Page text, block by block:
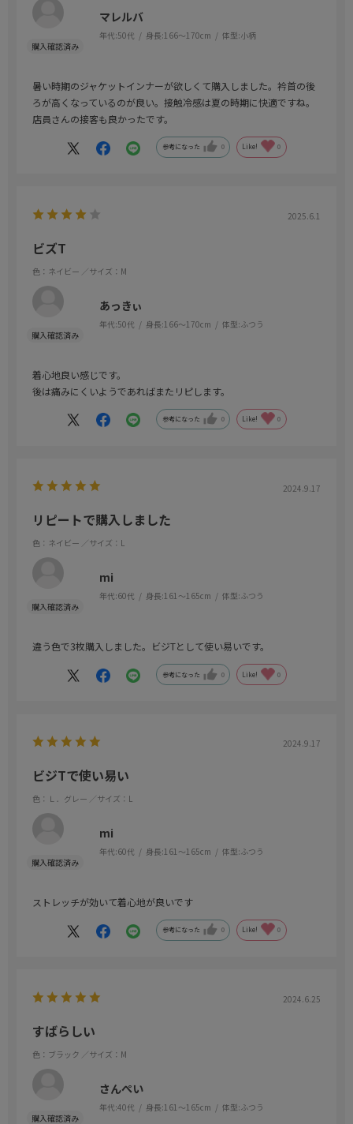
マレルバ
年代:50代 身長:166～170cm 体型:小柄
暑い時期のジャケットインナーが欲しくて購入しました。衿首の後
ろが高くなっているのが良い。接触冷感は夏の時期に快適ですね。
店員さんの接客も良かったです。
参考になった 0 Like! 0
2025.6.1
ビズT
色：ネイビー ／サイズ：M
あっきぃ
年代:50代 身長:166～170cm 体型:ふつう
着心地良い感じです。
後は痛みにくいようであればまたリピします。
参考になった 0 Like! 0
2024.9.17
リピートで購入しました
色：ネイビー ／サイズ：L
mi
年代:60代 身長:161～165cm 体型:ふつう
違う色で3枚購入しました。ビジTとして使い易いです。
参考になった 0 Like! 0
2024.9.17
ビジTで使い易い
色：Ｌ．グレー ／サイズ：L
mi
年代:60代 身長:161～165cm 体型:ふつう
ストレッチが効いて着心地が良いです
参考になった 0 Like! 0
2024.6.25
すばらしい
色：ブラック ／サイズ：M
さんぺい
年代:40代 身長:161～165cm 体型:ふつう